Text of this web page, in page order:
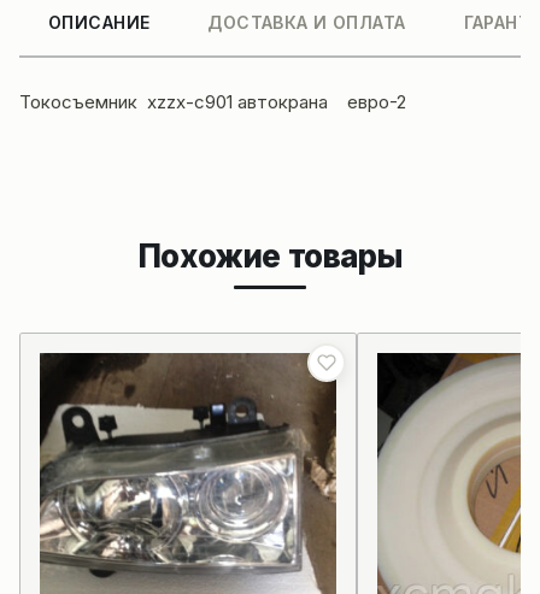
ОПИСАНИЕ ДОСТАВКА И ОПЛАТА
Токосъемник xzzx-c901 автокрана евро-2
Похожие товары